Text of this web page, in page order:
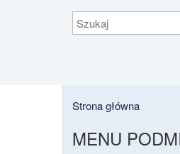
Szukaj
Strona główna
MENU